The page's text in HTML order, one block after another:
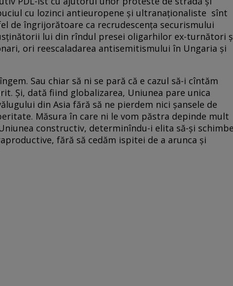
cu lozinci antieuropene şi ultranaţionaliste sînt
de îngrijorătoare ca recrudescenţa securismului
lui din rîndul presei oligarhilor ex-turnători
ori reescaladarea antisemitismului în Ungaria şi
Sau chiar să ni se pară că e cazul să-i cîntăm
Şi, dată fiind globalizarea, Uniunea pare unica
din Asia fără să ne pierdem nici şansele de
Măsura în care ni le vom păstra depinde mult
constructiv, determinîndu-i elita să-şi
fără să cedăm ispitei de a arunca şi